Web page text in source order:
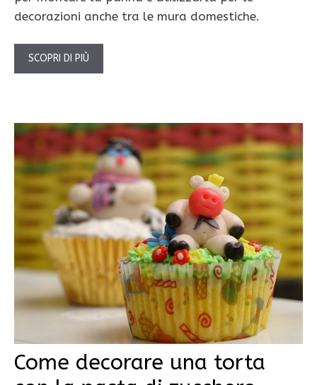
decorazioni anche tra le mura domestiche.
SCOPRI DI PIÙ
Come decorare una torta